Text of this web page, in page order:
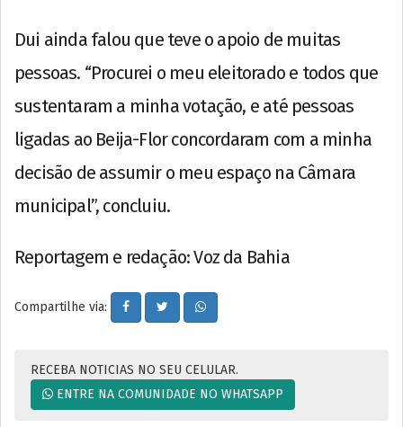
Dui ainda falou que teve o apoio de muitas
pessoas. “Procurei o meu eleitorado e todos que
sustentaram a minha votação, e até pessoas
ligadas ao Beija-Flor concordaram com a minha
decisão de assumir o meu espaço na Câmara
municipal”, concluiu.
Reportagem e redação: Voz da Bahia
Compartilhe via:
RECEBA NOTICIAS NO SEU CELULAR.
ENTRE NA COMUNIDADE NO WHATSAPP